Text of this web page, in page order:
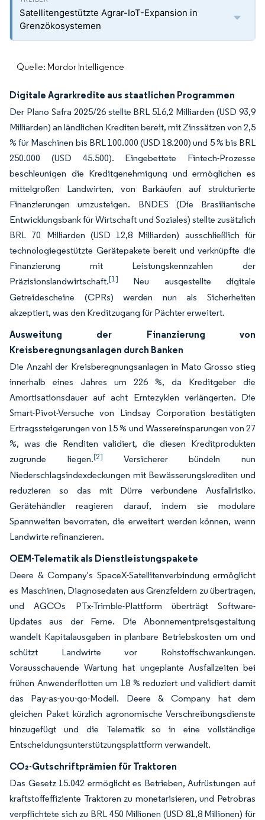
Satellitengestützte Agrar-IoT-Expansion in
Grenzökosystemen
Quelle: Mordor Intelligence
Digitale Agrarkredite aus staatlichen Programmen
Der Plano Safra 2025/26 stellte BRL 516,2 Milliarden (USD 93,9
Milliarden) an ländlichen Krediten bereit, mit Zinssätzen von 2,5
% für Maschinen bis BRL 100.000 (USD 18.200) und 5 % bis BRL
250.000 (USD 45.500). Eingebettete Fintech-Prozesse
beschleunigen die Kreditgenehmigung und ermöglichen es
mittelgroßen Landwirten, von Barkäufen auf strukturierte
Finanzierungen umzusteigen. BNDES (Die Brasilianische
Entwicklungsbank für Wirtschaft und Soziales) stellte zusätzlich
BRL 70 Milliarden (USD 12,8 Milliarden) ausschließlich für
technologiegestützte Gerätepakete bereit und verknüpfte die
Finanzierung mit Leistungskennzahlen der
Präzisionslandwirtschaft.[1]
Neu ausgestellte digitale
Getreidescheine (CPRs) werden nun als Sicherheiten
akzeptiert, was den Kreditzugang für Pächter erweitert.
Ausweitung der Finanzierung von
Kreisberegnungsanlagen durch Banken
Die Anzahl der Kreisberegnungsanlagen in Mato Grosso stieg
innerhalb eines Jahres um 226 %, da Kreditgeber die
Amortisationsdauer auf acht Erntezyklen verlängerten. Die
Smart-Pivot-Versuche von Lindsay Corporation bestätigten
Ertragssteigerungen von 15 % und Wassereinsparungen von 27
%, was die Renditen validiert, die diesen Kreditprodukten
zugrunde liegen.[2]
Versicherer bündeln nun
Niederschlagsindexdeckungen mit Bewässerungskrediten und
reduzieren so das mit Dürre verbundene Ausfallrisiko.
Gerätehändler reagieren darauf, indem sie modulare
Spannweiten bevorraten, die erweitert werden können, wenn
Landwirte refinanzieren.
OEM-Telematik als Dienstleistungspakete
Deere & Company's SpaceX-Satellitenverbindung ermöglicht
es Maschinen, Diagnosedaten aus Grenzfeldern zu übertragen,
und AGCOs PTx-Trimble-Plattform überträgt Software-
Updates aus der Ferne. Die Abonnementpreisgestaltung
wandelt Kapitalausgaben in planbare Betriebskosten um und
schützt Landwirte vor Rohstoffschwankungen.
Vorausschauende Wartung hat ungeplante Ausfallzeiten bei
frühen Anwenderflotten um 18 % reduziert und validiert damit
das Pay-as-you-go-Modell. Deere & Company hat dem
gleichen Paket kürzlich agronomische Verschreibungsdienste
hinzugefügt und die Telematik so in eine vollständige
Entscheidungsunterstützungsplattform verwandelt.
CO₂-Gutschriftprämien für Traktoren
Das Gesetz 15.042 ermöglicht es Betrieben, Aufrüstungen auf
kraftstoffeffiziente Traktoren zu monetarisieren, und Petrobras
verpflichtete sich zu BRL 450 Millionen (USD 81,8 Millionen) für